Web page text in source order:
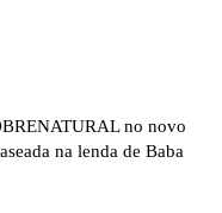
no novo
na lenda de Baba